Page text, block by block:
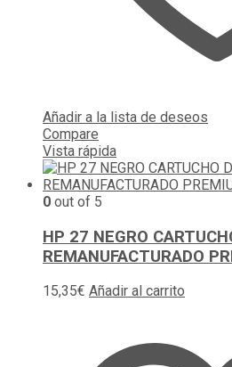
Añadir a la lista de deseos
Compare
Vista rápida
0 out of 5
HP 27 NEGRO
REMANUFACTURADO
15,35€ Añadir al carrito